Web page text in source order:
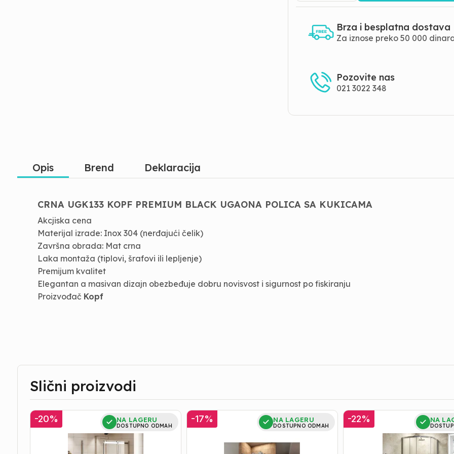
Brza i besplatna dostava
Za iznose preko 50 000
Pozovite nas
021 3022 348
Opis Brend Deklaracija
CRNA UGK133 KOPF PREMIUM BLACK UGAONA POLICA SA KUKICAMA
Akcjiska cena
Materijal izrade: Inox 304 (nerđajući čelik)
Završna obrada: Mat crna
Laka montaža (tiplovi, šrafovi ili lepljenje)
Premijum kvalitet
Elegantan a masivan dizajn obezbeđuje dobru novisvost i sigurnost po fiskiranju
Proizvođač Kopf
Slični proizvodi
Tuš
Kabina
-20% NA LAGERU
DOSTUPNO ODMAH
Tuš
Kabina
-17% NA LAGERU
DOSTUPNO ODMAH
Tuš
Kabina
-22% NA